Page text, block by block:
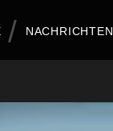
NACHRICHTEN